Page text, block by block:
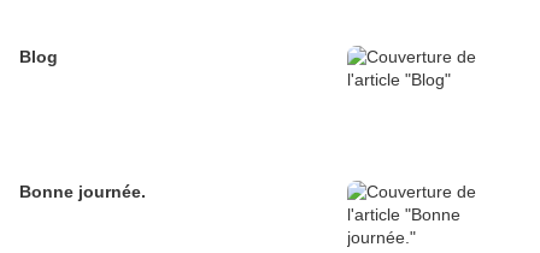
Blog
Bonne journée.